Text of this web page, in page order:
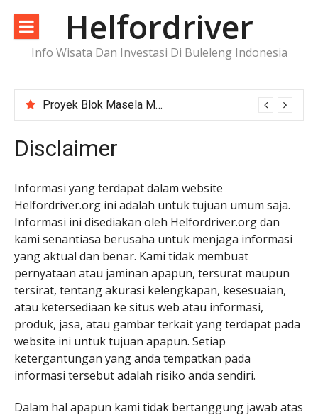
konten
Helfordriver
Info Wisata Dan Investasi Di Buleleng Indonesia
Proyek Blok Masela Makin Dekat ke FID, Investasi Raksasa Siap Menggerakkan Industri Energi
Disclaimer
Informasi yang terdapat dalam website
Helfordriver.org ini adalah untuk tujuan umum saja.
Informasi ini disediakan oleh Helfordriver.org dan
kami senantiasa berusaha untuk menjaga informasi
yang aktual dan benar. Kami tidak membuat
pernyataan atau jaminan apapun, tersurat maupun
tersirat, tentang akurasi kelengkapan, kesesuaian,
atau ketersediaan ke situs web atau informasi,
produk, jasa, atau gambar terkait yang terdapat pada
website ini untuk tujuan apapun. Setiap
ketergantungan yang anda tempatkan pada
informasi tersebut adalah risiko anda sendiri.
Dalam hal apapun kami tidak bertanggung jawab atas